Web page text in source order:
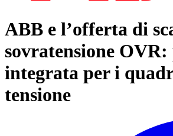
ABB e l’offerta di
sovratensione
integrata per i
tensione